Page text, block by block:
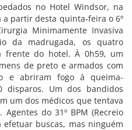
no Hotel Windsor, na
a partir desta quinta-feira o 6º
Minimamente Invasiva
da madrugada, os quatro
frente do hotel. À 0h59, um
de preto e armados com
e abriram fogo à queima-
disparos. Um dos bandidos
um dos médicos que tentava
do 31º BPM (Recreio
efetuar buscas, mas ninguém